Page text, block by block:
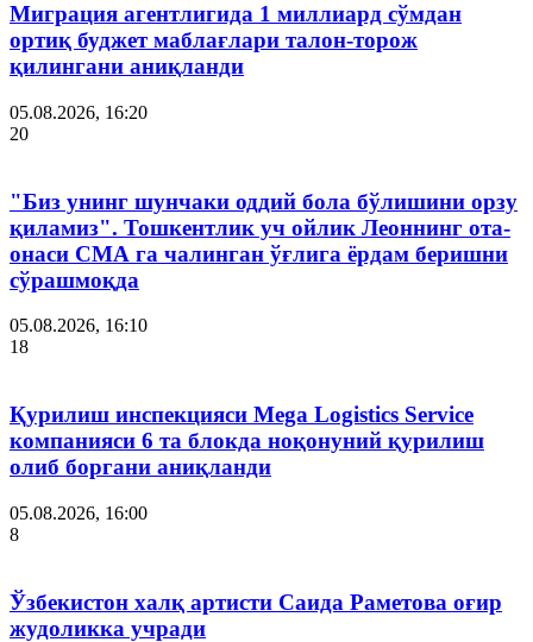
Миграция агентлигида 1 миллиард сўмдан
ортиқ буджет маблағлари талон-торож
қилингани аниқланди
05.08.2026, 16:20
20
"Биз унинг шунчаки оддий бола бўлишини орзу
қиламиз". Тошкентлик уч ойлик Леоннинг ота-
онаси СМА га чалинган ўғлига ёрдам беришни
сўрашмоқда
05.08.2026, 16:10
18
Қурилиш инспекцияси Мega Logistics Service
компанияси 6 та блокда ноқонуний қурилиш
олиб боргани аниқланди
05.08.2026, 16:00
8
Ўзбекистон халқ артисти Саида Раметова оғир
жудоликка учради